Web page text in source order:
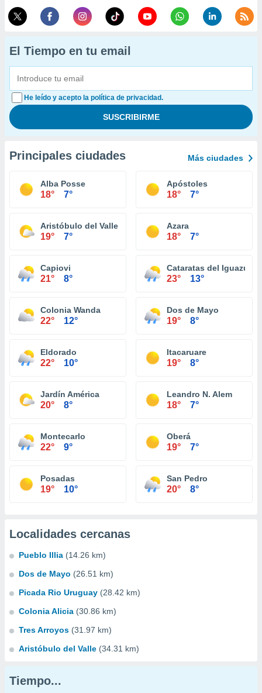
El Tiempo en tu email
He leído y acepto la política de privacidad.
Principales ciudades Más ciudades
Alba Posse
18° 7°
Apóstoles
18° 7°
Aristóbulo del Valle
19° 7°
Azara
18° 7°
Capiovi
21° 8°
Cataratas del Iguazú
23° 13°
Colonia Wanda
22° 12°
Dos de Mayo
19° 8°
Eldorado
22° 10°
Itacaruare
19° 8°
Jardín América
20° 8°
Leandro N. Alem
18° 7°
Montecarlo
22° 9°
Oberá
19° 7°
Posadas
19° 10°
San Pedro
20° 8°
Localidades cercanas
Pueblo Illia (14.26 km)
Dos de Mayo (26.51 km)
Picada Rio Uruguay (28.42 km)
Colonia Alicia (30.86 km)
Tres Arroyos (31.97 km)
Aristóbulo del Valle (34.31 km)
Tiempo...